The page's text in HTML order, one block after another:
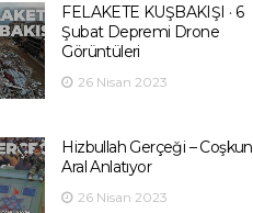
FELAKETE KUŞBAKIŞI · 6
Şubat Depremi Drone
Görüntüleri
26 Nisan 2023
Hizbullah Gerçeği – Coşkun
Aral Anlatıyor
26 Nisan 2023